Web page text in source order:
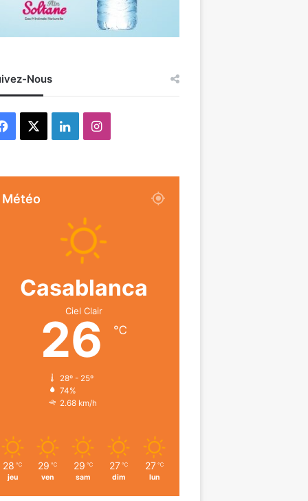
Nous
Facebook LinkedinInstagram
Météo
Casablanca
Ciel Clair
26 ℃
28º - 25º
74%
2.68 km/h
28 ℃
jeu
29 ℃
ven
29 ℃
sam
27 ℃
dim
27 ℃
lun